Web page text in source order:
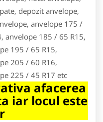
depozit anvelope,
anvelope 175 /
anvelope 185 / 65 R15,
195 / 65 R15,
205 / 60 R16,
225 / 45 R17 etc
afacerea
iar locul este